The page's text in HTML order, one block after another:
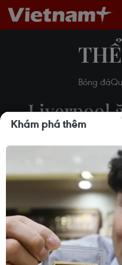
Bóng đá
Liverpool
hiệu Siêu
15/
Khám phá thêm